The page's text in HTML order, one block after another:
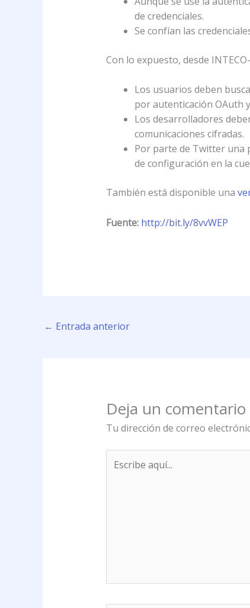
de credenciales.
Se confían las
Con lo expuesto, desde
Los usuarios deben
por autenticación OAuth
Los desarrolladores
comunicaciones cifradas.
Por parte de Twitter una
de configuración en la
También está disponible una
Fuente: http://bit.ly/8vvWEP
← Entrada anterior
Deja un comentario
Tu dirección de correo
aquí...